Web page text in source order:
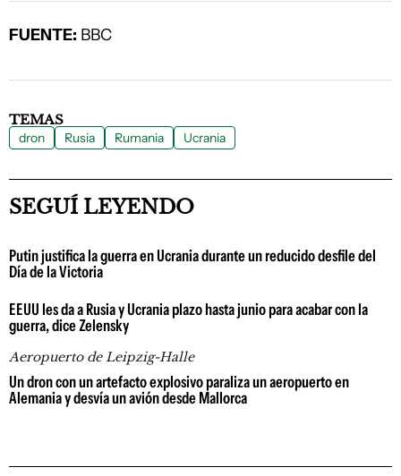
FUENTE: BBC
TEMAS
dron Rusia Rumania Ucrania
SEGUÍ LEYENDO
Putin justifica la guerra en Ucrania durante un reducido desfile del
Día de la Victoria
EEUU les da a Rusia y Ucrania plazo hasta junio para acabar con la
guerra, dice Zelensky
Aeropuerto de Leipzig-Halle
Un dron con un artefacto explosivo paraliza un aeropuerto en
Alemania y desvía un avión desde Mallorca